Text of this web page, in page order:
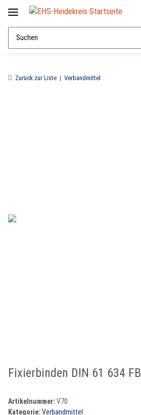
Zurück zur Liste Verbandmittel
Fixierbinden DIN 61 634 FB
Artikelnummer: V70
Kategorie: Verbandmittel